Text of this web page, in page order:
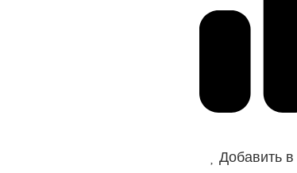
Добавить